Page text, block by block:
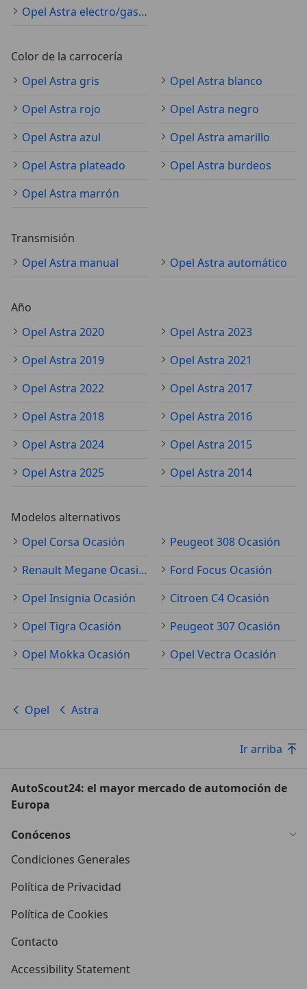
Opel Astra electro/gasolina
Color de la carrocería
Opel Astra gris
Opel Astra blanco
Opel Astra rojo
Opel Astra negro
Opel Astra azul
Opel Astra amarillo
Opel Astra plateado
Opel Astra burdeos
Opel Astra marrón
Transmisión
Opel Astra manual
Opel Astra automático
Año
Opel Astra 2020
Opel Astra 2023
Opel Astra 2019
Opel Astra 2021
Opel Astra 2022
Opel Astra 2017
Opel Astra 2018
Opel Astra 2016
Opel Astra 2024
Opel Astra 2015
Opel Astra 2025
Opel Astra 2014
Modelos alternativos
Opel Corsa Ocasión
Peugeot 308 Ocasión
Renault Megane Ocasión
Ford Focus Ocasión
Opel Insignia Ocasión
Citroen C4 Ocasión
Opel Tigra Ocasión
Peugeot 307 Ocasión
Opel Mokka Ocasión
Opel Vectra Ocasión
Opel Astra
Ir arriba
AutoScout24: el mayor mercado de automoción de
Europa
Conócenos
Condiciones Generales
Política de Privacidad
Política de Cookies
Contacto
Accessibility Statement